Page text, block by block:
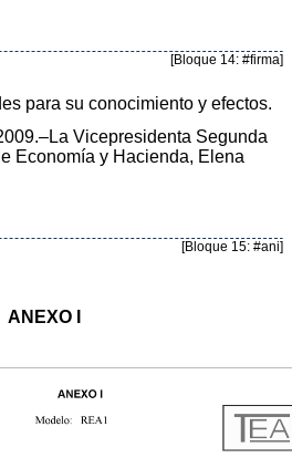
[Bloque 14: #firma]
para su conocimiento y efectos.
Vicepresidenta Segunda
Economía y Hacienda, Elena
[Bloque 15: #ani]
ANEXO I